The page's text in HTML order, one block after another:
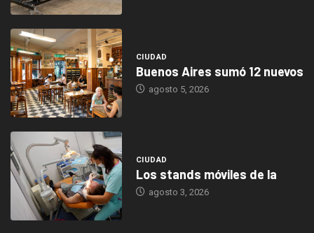
CIUDAD
Buenos Aires sumó 12 nuevos
agosto 5, 2026
CIUDAD
Los stands móviles de la
agosto 3, 2026